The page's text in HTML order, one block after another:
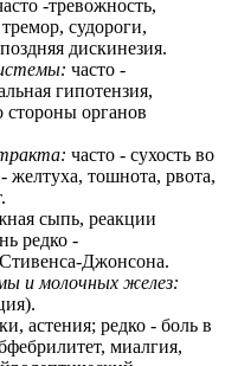
-тревожность,
судороги,
дискинезия.
часто -
гипотензия,
органов
часто - сухость во
желтуха, тошнота, рвота,
сыпь, реакции
редко -
Джонсона.
и молочных желез:
астения; редко - боль в
миалгия,